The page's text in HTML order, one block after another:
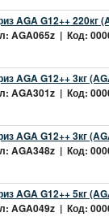
AGA G12++ 220кг
AGA065z | Код:
AGA G12++ 3кг
AGA301z | Код:
AGA G12++ 3кг
AGA348z | Код:
AGA G12++ 5кг
AGA049z | Код: